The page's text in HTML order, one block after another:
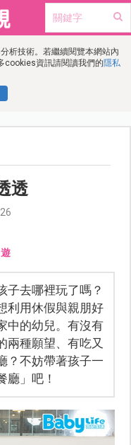
析技術。若繼續閱覽本網站內
cookies資訊請閱讀我們的隱私
透
子去哪裡玩了嗎？
利用休假與親朋好
中的幼兒。有沒有
兩種願望、有吃又
？不妨帶著孩子一
廳」吧！